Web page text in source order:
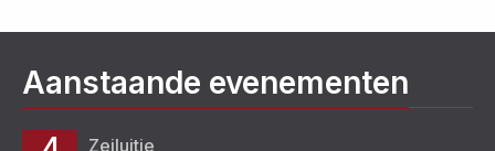
Aanstaande evenementen
Zeiluitje